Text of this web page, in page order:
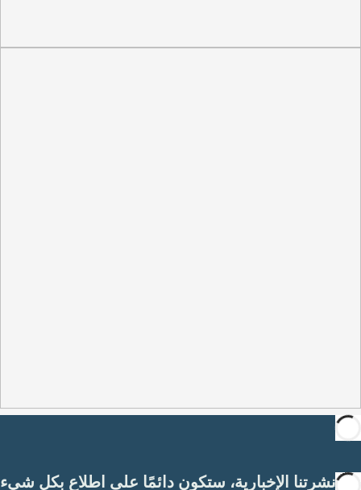
مع نشرتنا الإخبارية، ستكون دائمًا على اطلاع بكل شيء